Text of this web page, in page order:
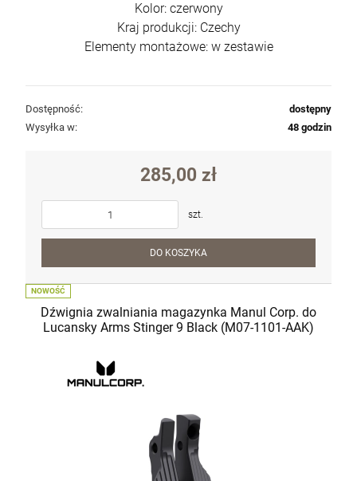
Kolor: czerwony
Kraj produkcji: Czechy
Elementy montażowe: w zestawie
Dostępność:
dostępny
Wysyłka w:
48 godzin
285,00 zł
szt.
DO KOSZYKA
Dźwignia zwalniania magazynka Manul Corp. do
Lucansky Arms Stinger 9 Black (M07-1101-AAK)
NOWOŚĆ